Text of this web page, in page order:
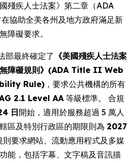
殘疾人士法案》第二章（ADA
協助全美各州及地方政府滿足新
障礙要求。
部最終確定了 《美國殘疾人士法案
無障礙規則》(ADA Title II Web
Rule) ，要求公共機構的所有
2.1 Level AA 等級標準。 合規
日開始，適用於服務超過 5 萬人
區及特別行政區的期限則為 2027
則要求網站、流動應用程式及多媒
能，包括字幕、文字稿及音訊描